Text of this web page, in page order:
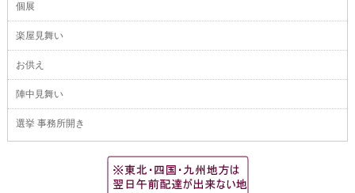
個展
楽屋見舞い
お供え
陣中見舞い
選挙 事務所開き